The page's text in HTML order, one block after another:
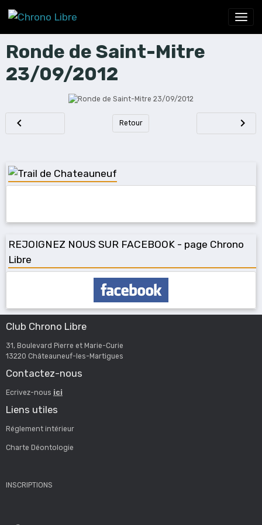
Ronde de Saint-Mitre
23/09/2012
Retour
REJOIGNEZ NOUS SUR FACEBOOK - page Chrono
Libre
Club Chrono Libre
31, Boulevard Pierre et Marie-Curie
13220 Châteauneuf-les-Martigues
Contactez-nous
Ecrivez-nous ici
Liens utiles
Réglement intérieur
Charte Déontologie
INSCRIPTIONS